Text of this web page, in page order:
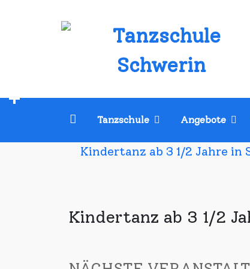
Tanzschule
Willkommen
Tanzschule Angebote
Kindertanz ab 3 1/2 Jahre in
Kindertanz ab 3 1/2